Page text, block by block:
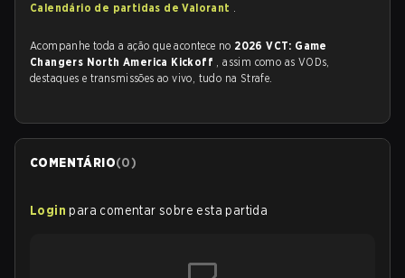
Calendário de partidas de Valorant .
Acompanhe toda a ação que acontece no 2026 VCT: Game
Changers North America Kickoff , assim como as VODs,
destaques e transmissões ao vivo, tudo na Strafe.
COMENTÁRIO(0)
Login para comentar sobre esta partida